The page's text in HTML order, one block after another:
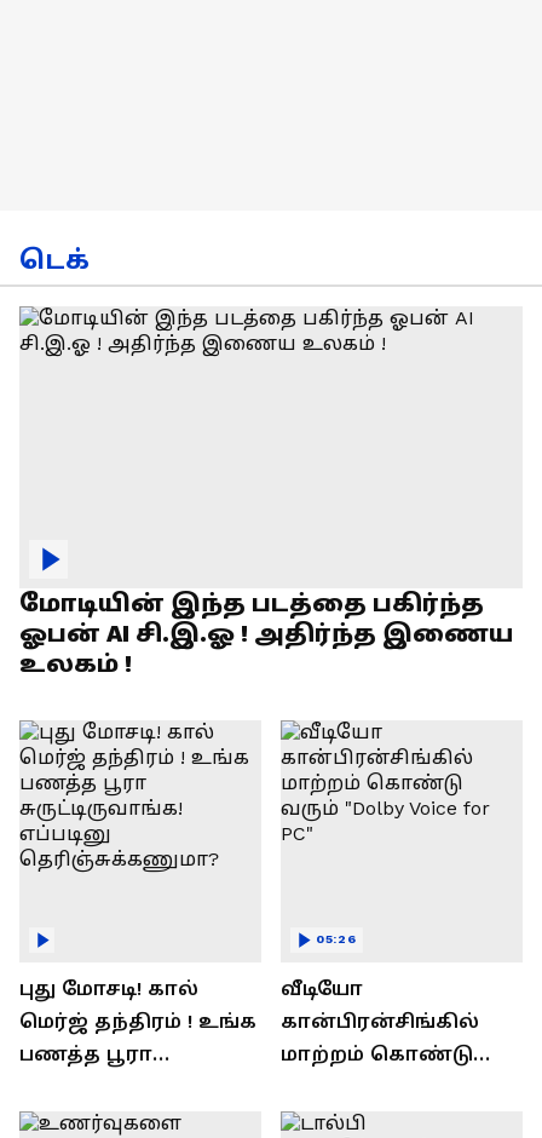
டெக்
மோடியின் இந்த படத்தை பகிர்ந்த
ஓபன் AI சி.இ.ஓ ! அதிர்ந்த இணைய
உலகம் !
புது மோசடி! கால்
மெர்ஜ் தந்திரம் ! உங்க
பணத்த பூரா
எப்படினு
வீடியோ
கான்பிரன்சிங்கில்
மாற்றம் கொண்டு
PC"
05:26